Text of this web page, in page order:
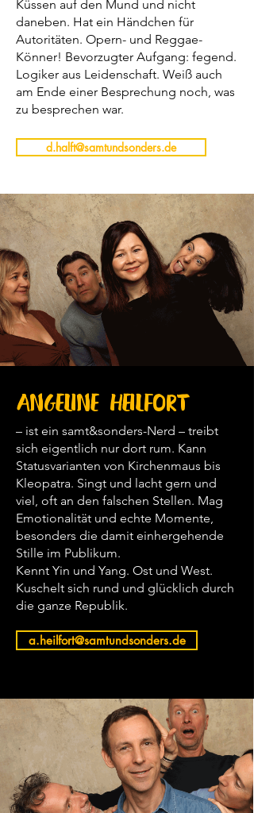
Küssen auf den Mund und nicht
daneben. Hat ein Händchen für
Autoritäten. Opern- und Reggae-
Könner! Bevorzugter Aufgang: fegend.
Logiker aus Leidenschaft. Weiß auch
am Ende einer Besprechung noch, was
zu besprechen war.
d.halft@samtundsonders.de
Angeline Heilfort
– ist ein samt&sonders-Nerd – treibt
sich eigentlich nur dort rum. Kann
Statusvarianten von Kirchenmaus bis
Kleopatra. Singt und lacht gern und
viel, oft an den falschen Stellen. Mag
Emotionalität und echte Momente,
besonders die damit einhergehende
Stille im Publikum.
Kennt Yin und Yang. Ost und West.
Kuschelt sich rund und glücklich durch
die ganze Republik.
a.heilfort@samtundsonders.de